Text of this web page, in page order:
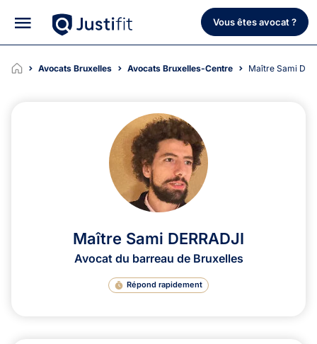
Vous êtes avocat ?
Avocats Bruxelles Avocats Bruxelles-Centre Maître Sami
Maître Sami DERRADJI
Avocat du barreau de Bruxelles
Répond rapidement